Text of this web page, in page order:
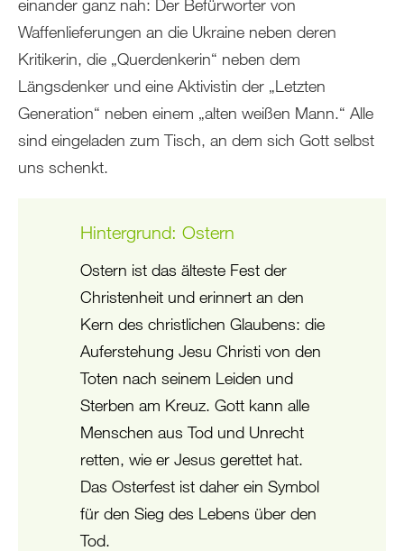
einander ganz nah: Der Befürworter von
Waffenlieferungen an die Ukraine neben deren
Kritikerin, die „Querdenkerin“ neben dem
Längsdenker und eine Aktivistin der „Letzten
Generation“ neben einem „alten weißen Mann.“ Alle
sind eingeladen zum Tisch, an dem sich Gott selbst
uns schenkt.
Hintergrund: Ostern
Ostern ist das älteste Fest der
Christenheit und erinnert an den
Kern des christlichen Glaubens: die
Auferstehung Jesu Christi von den
Toten nach seinem Leiden und
Sterben am Kreuz. Gott kann alle
Menschen aus Tod und Unrecht
retten, wie er Jesus gerettet hat.
Das Osterfest ist daher ein Symbol
für den Sieg des Lebens über den
Tod.